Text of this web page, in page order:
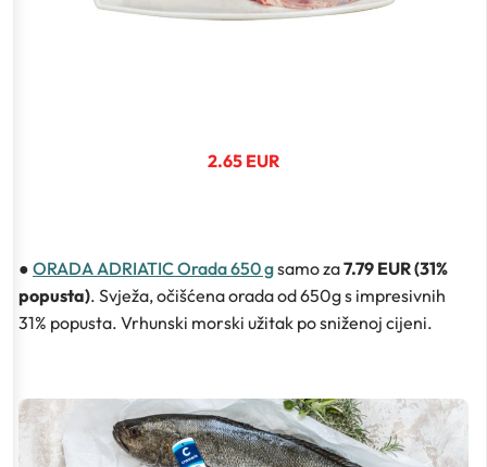
2.65 EUR
● ORADA ADRIATIC Orada 650 gsamo za7.79 EUR (31%
popusta). Svježa, očišćena orada od 650g s impresivnih
31% popusta. Vrhunski morski užitak po sniženoj cijeni.